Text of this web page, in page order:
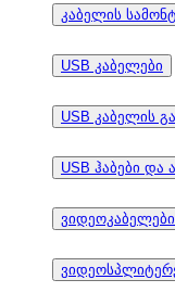
კაბელის
USB კაბელები
USB კაბელის
USB ჰაბები და